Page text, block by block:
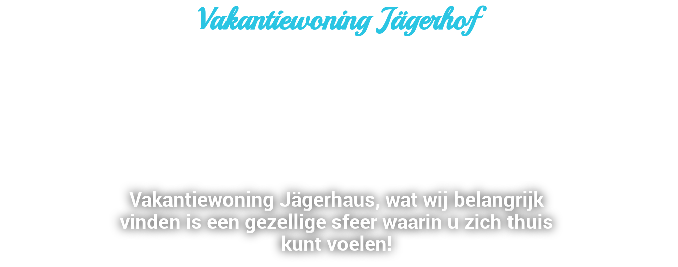
Vakantiewoning Jägerhof
Vakantiewoning Jägerhaus, wat wij belangrijk
vinden is een gezellige sfeer waarin u zich thuis
kunt voelen!